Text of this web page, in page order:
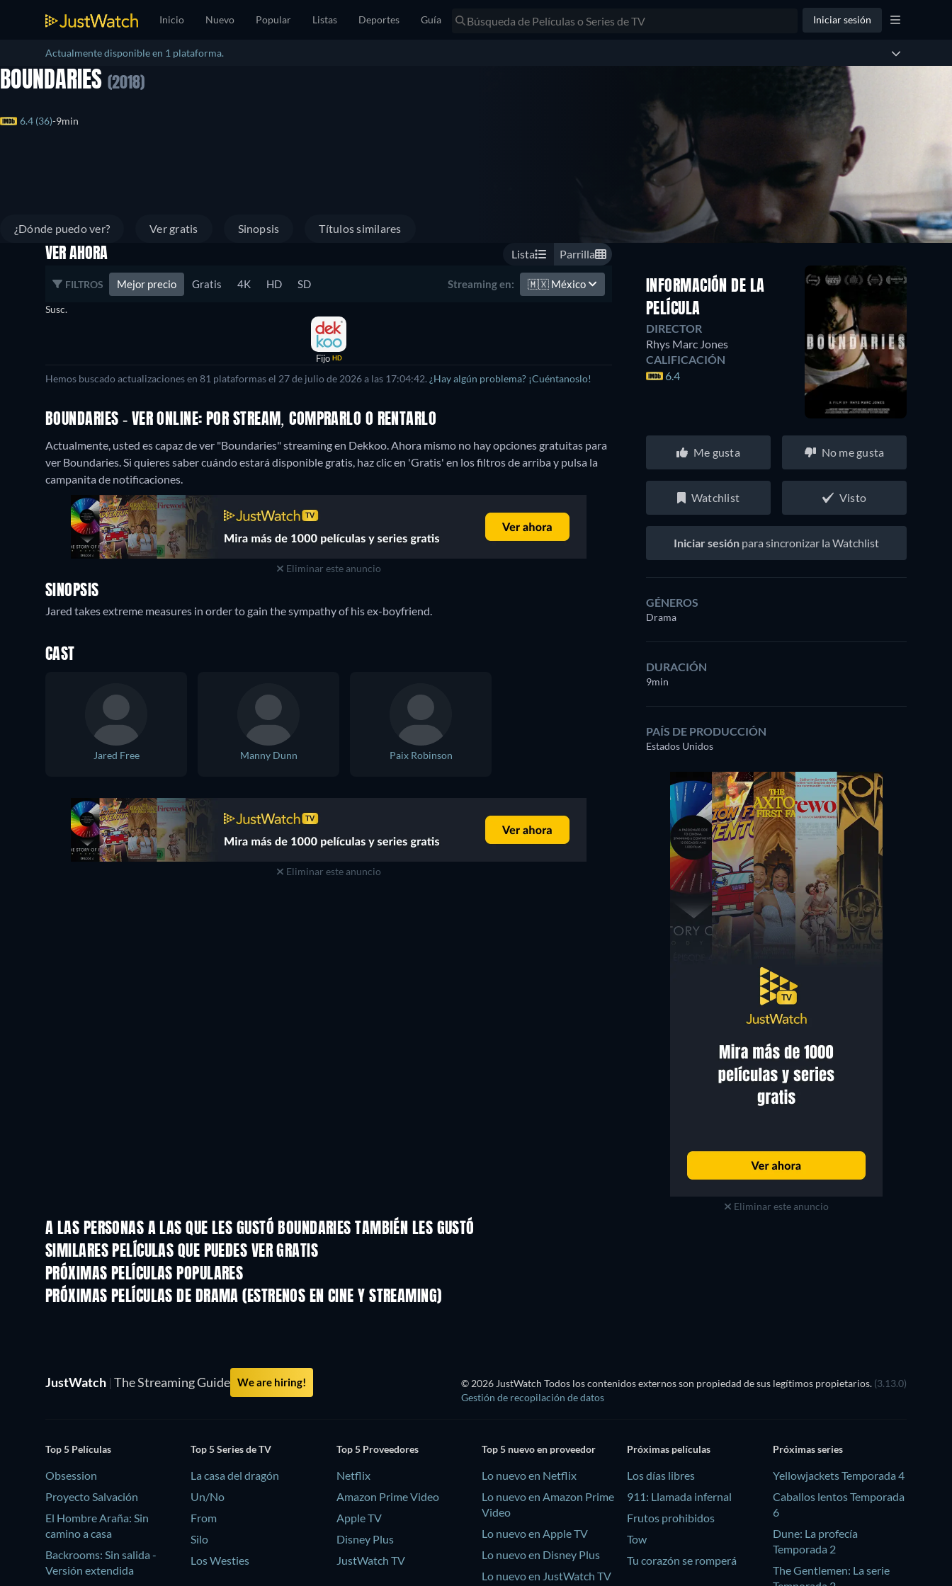
Inicio Nuevo Popular Listas Deportes Guía Iniciar sesión
Actualmente disponible en 1 plataforma.
BOUNDARIES (2018)
6.4 (36) 9min
¿Dónde puedo ver? Ver gratis Sinopsis Títulos similares
VER AHORA Lista Parrilla
FILTROS Mejor precio Gratis 4K HD SD Streaming en: 🇲🇽 México
Susc.
Fijo HD
Hemos buscado actualizaciones en 81 plataformas el 27 de julio de 2026 a las 17:04:42. ¿Hay algún problema? ¡Cuéntanoslo!
BOUNDARIES - VER ONLINE: POR STREAM, COMPRARLO O RENTARLO
Actualmente, usted es capaz de ver "Boundaries" streaming en Dekkoo.Ahora mismo no hay opciones gratuitas para
ver Boundaries. Si quieres saber cuándo estará disponible gratis, haz clic en 'Gratis' en los filtros de arriba y pulsa la
campanita de notificaciones.
Eliminar este anuncio
SINOPSIS
Jared takes extreme measures in order to gain the sympathy of his ex-boyfriend.
INFORMACIÓN DE LA
PELÍCULA
DIRECTOR
Rhys Marc Jones
CALIFICACIÓN
6.4
Me gusta No me gusta
Watchlist Visto
Iniciar sesión para sincronizar la Watchlist
GÉNEROS
Drama
DURACIÓN
9min
PAÍS DE PRODUCCIÓN
Estados Unidos
Eliminar este anuncio
CAST
Jared Free Manny Dunn Paix Robinson
Eliminar este anuncio
A LAS PERSONAS A LAS QUE LES GUSTÓ BOUNDARIES TAMBIÉN LES GUSTÓ
SIMILARES PELÍCULAS QUE PUEDES VER GRATIS
PRÓXIMAS PELÍCULAS POPULARES
PRÓXIMAS PELÍCULAS DE DRAMA (ESTRENOS EN CINE Y STREAMING)
JustWatch | The Streaming Guide We are hiring! © 2026 JustWatch Todos los contenidos externos son propiedad de sus legítimos propietarios. (3.13.0)
Gestión de recopilación de datos
Top 5 Películas
Obsession
Proyecto Salvación
El Hombre Araña: Sin
camino a casa
Backrooms: Sin salida -
Versión extendida
Top 5 Series de TV
La casa del dragón
Un/No
From
Silo
Los Westies
Top 5 Proveedores
Netflix
Amazon Prime Video
Apple TV
Disney Plus
JustWatch TV
Top 5 nuevo en proveedor
Lo nuevo en Netflix
Lo nuevo en Amazon Prime
Video
Lo nuevo en Apple TV
Lo nuevo en Disney Plus
Lo nuevo en JustWatch TV
Próximas películas
Los días libres
911: Llamada infernal
Frutos prohibidos
Tow
Tu corazón se romperá
Próximas series
Yellowjackets Temporada 4
Caballos lentos Temporada
6
Dune: La profecía
Temporada 2
The Gentlemen: La serie